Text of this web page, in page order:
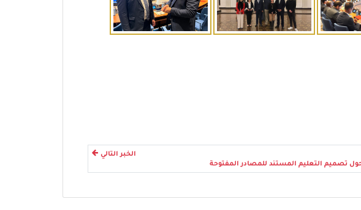
الخبر التالي
تصميم التعليم المستند للمصادر المفتوحة